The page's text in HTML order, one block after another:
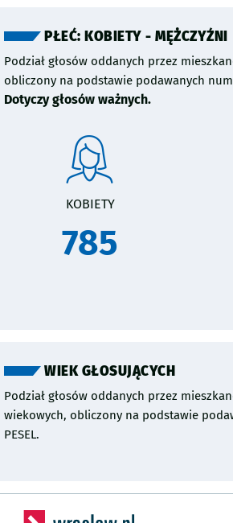
PŁEĆ: KOBIETY - MĘŻCZYŹNI
Podział głosów oddanych przez
obliczony na podstawie podawanych
Dotyczy głosów ważnych.
KOBIETY
785
WIEK GŁOSUJĄCYCH
Podział głosów oddanych przez
wiekowych, obliczony na podstawie
PESEL.